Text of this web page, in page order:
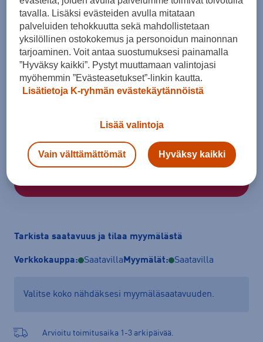
Koko
37 ⅓ 38 38 ⅔ 39 ⅓ 40 40 ⅔
Tarkista saatavuus ja tilaa myymälästä
Verkkokauppa: Saatavilla Myymälät: Saatavilla
Valitse koko nähdäksesi myymäläsaatavuuden.
Arvioitu toimitusaika 1-3 arkipäivää.
tavalla. Lisäksi evästeiden avulla mitataan
palveluiden tehokkuutta sekä mahdollistetaan
yksilöllinen ostokokemus ja personoidun mainonnan
tarjoaminen. Voit antaa suostumuksesi painamalla
”Hyväksy kaikki”. Pystyt muuttamaan valintojasi
myöhemmin ”Evästeasetukset”-linkin kautta.
Lisätietoja K-ryhmän evästekäytännöistä
Lisää valintoja
Vain välttämättömät Hyväksy kaikki